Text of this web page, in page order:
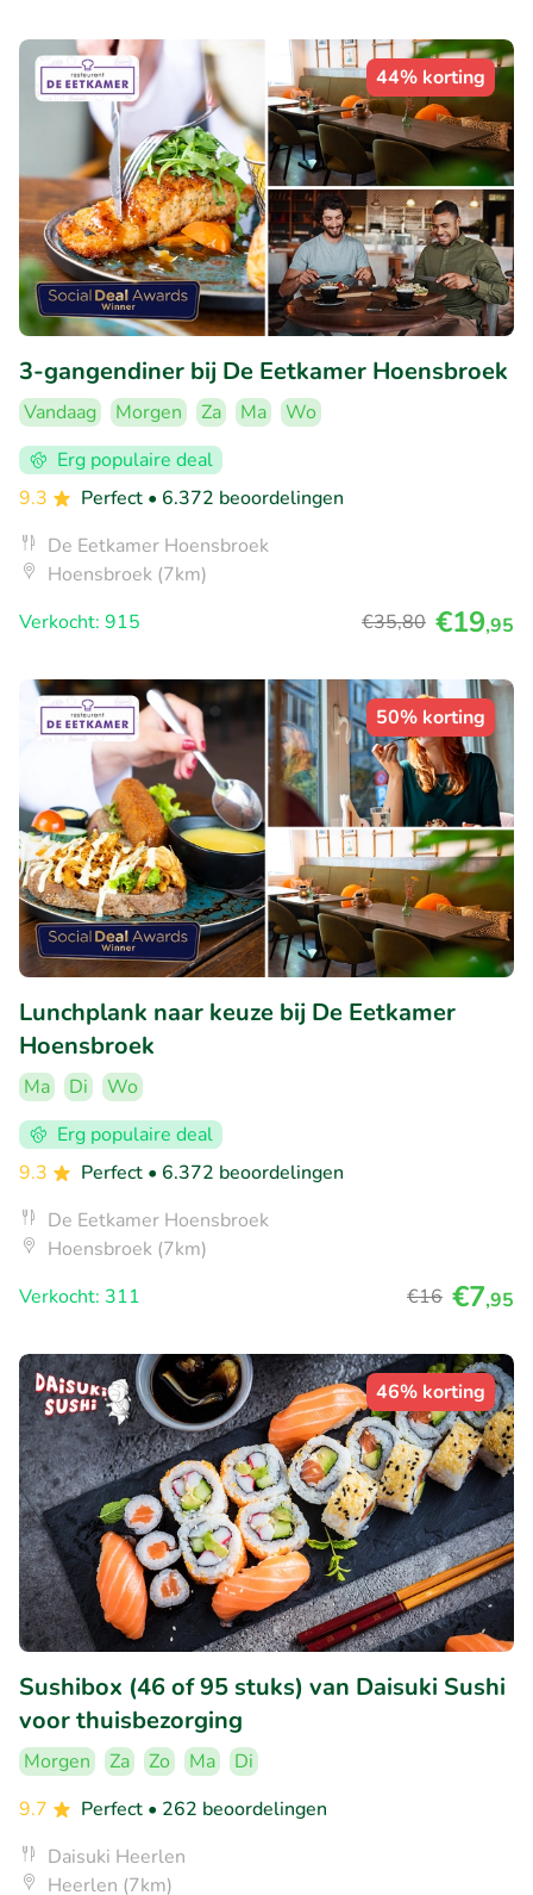
44% korting
3-gangendiner bij De Eetkamer Hoensbroek
Vandaag Morgen Za Ma
Wo
Erg populaire deal
9.3
Perfect • 6.372 beoordelingen
De Eetkamer Hoensbroek
Hoensbroek (7km)
Verkocht: 915
€35,80 €19,95
50% korting
Lunchplank naar keuze bij De Eetkamer
Hoensbroek
Ma Di
Wo
Erg populaire deal
9.3
Perfect • 6.372 beoordelingen
De Eetkamer Hoensbroek
Hoensbroek (7km)
Verkocht: 311
€16 €7,95
46% korting
Sushibox (46 of 95 stuks) van Daisuki Sushi
voor thuisbezorging
Morgen Za Zo Ma
Di
9.7
Perfect • 262 beoordelingen
Daisuki Heerlen
Heerlen (7km)